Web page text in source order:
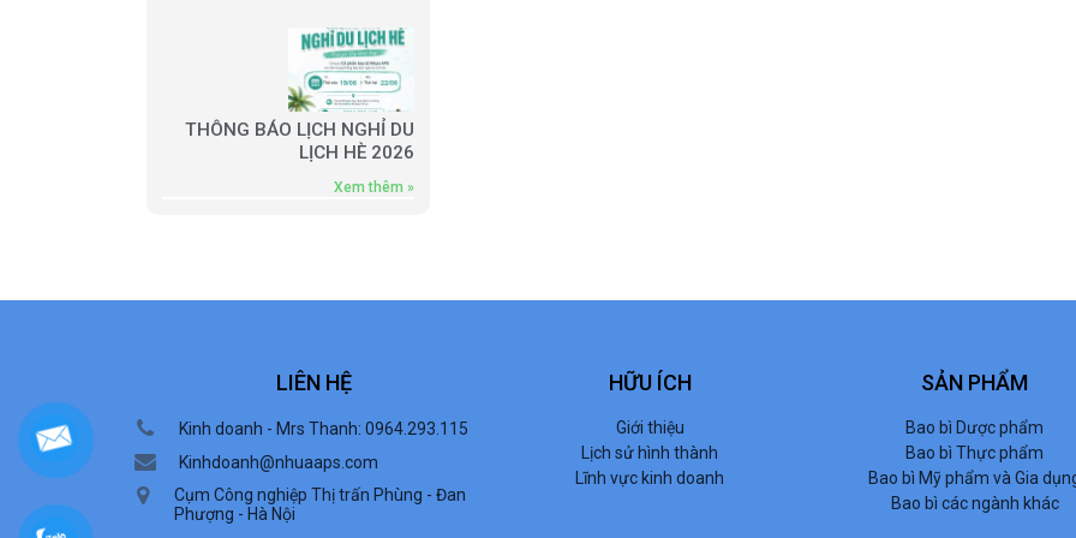
THÔNG BÁO LỊCH NGHỈ DU
LỊCH HÈ 2026
Xem thêm »
LIÊN HỆ
Kinh doanh - Mrs Thanh: 0964.293.115
Kinhdoanh@nhuaaps.com
Cụm Công nghiệp Thị trấn Phùng - Đan
Phượng - Hà Nội
HỮU ÍCH
Giới thiệu
Lịch sử hình thành
Lĩnh vực kinh doanh
SẢN PHẨM
Bao bì Dược phẩm
Bao bì Thực phẩm
Bao bì Mỹ phẩm và Gia
Bao bì các ngành khác